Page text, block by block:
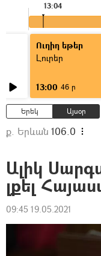
13:04
Ուղիղ եթեր
Լուրեր
13:00 46 ր
Երեկ Այսօր
ք. Երևան 106.0
Ալիկ
լքել
09:45 19.05.2021